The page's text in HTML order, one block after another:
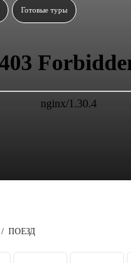
Готовые туры
ПОЕЗД